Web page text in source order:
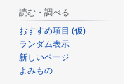
読む・調べる
おすすめ項目 (仮)
ランダム表示
新しいページ
よみもの